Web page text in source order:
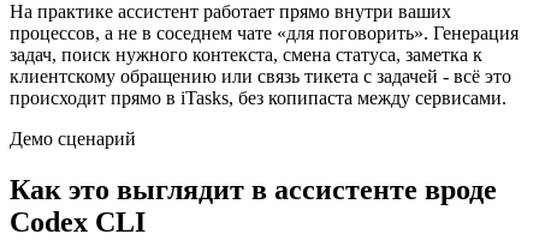
На практике ассистент работает прямо внутри ваших
процессов, а не в соседнем чате «для поговорить». Генерация
задач, поиск нужного контекста, смена статуса, заметка к
клиентскому обращению или связь тикета с задачей - всё это
происходит прямо в iTasks, без копипаста между сервисами.
Демо сценарий
Как это выглядит в ассистенте вроде
Codex CLI